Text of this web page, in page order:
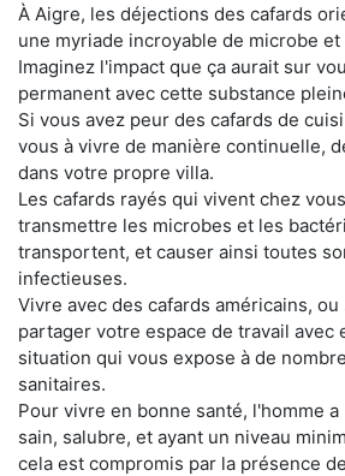
À Aigre, les déjections des cafards
une myriade incroyable de microbe et
Imaginez l'impact que ça aurait sur
permanent avec cette substance
Si vous avez peur des cafards de
vous à vivre de manière continuelle,
dans votre propre villa.
Les cafards rayés qui vivent chez
transmettre les microbes et les
transportent, et causer ainsi toutes
infectieuses.
Vivre avec des cafards américains,
partager votre espace de travail avec
situation qui vous expose à de
sanitaires.
Pour vivre en bonne santé, l'homme
sain, salubre, et ayant un niveau
cela est compromis par la présence